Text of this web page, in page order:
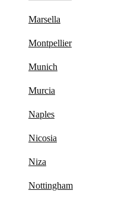
Marsella
Montpellier
Munich
Murcia
Naples
Nicosia
Niza
Nottingham